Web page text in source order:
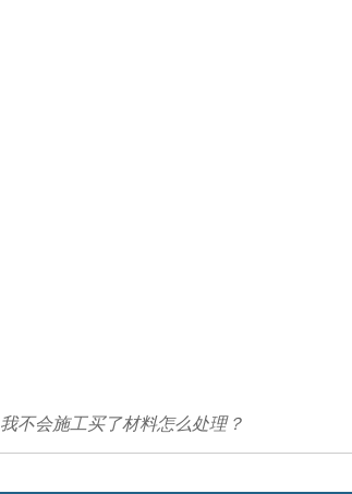
我不会施工买了材料怎么处理？